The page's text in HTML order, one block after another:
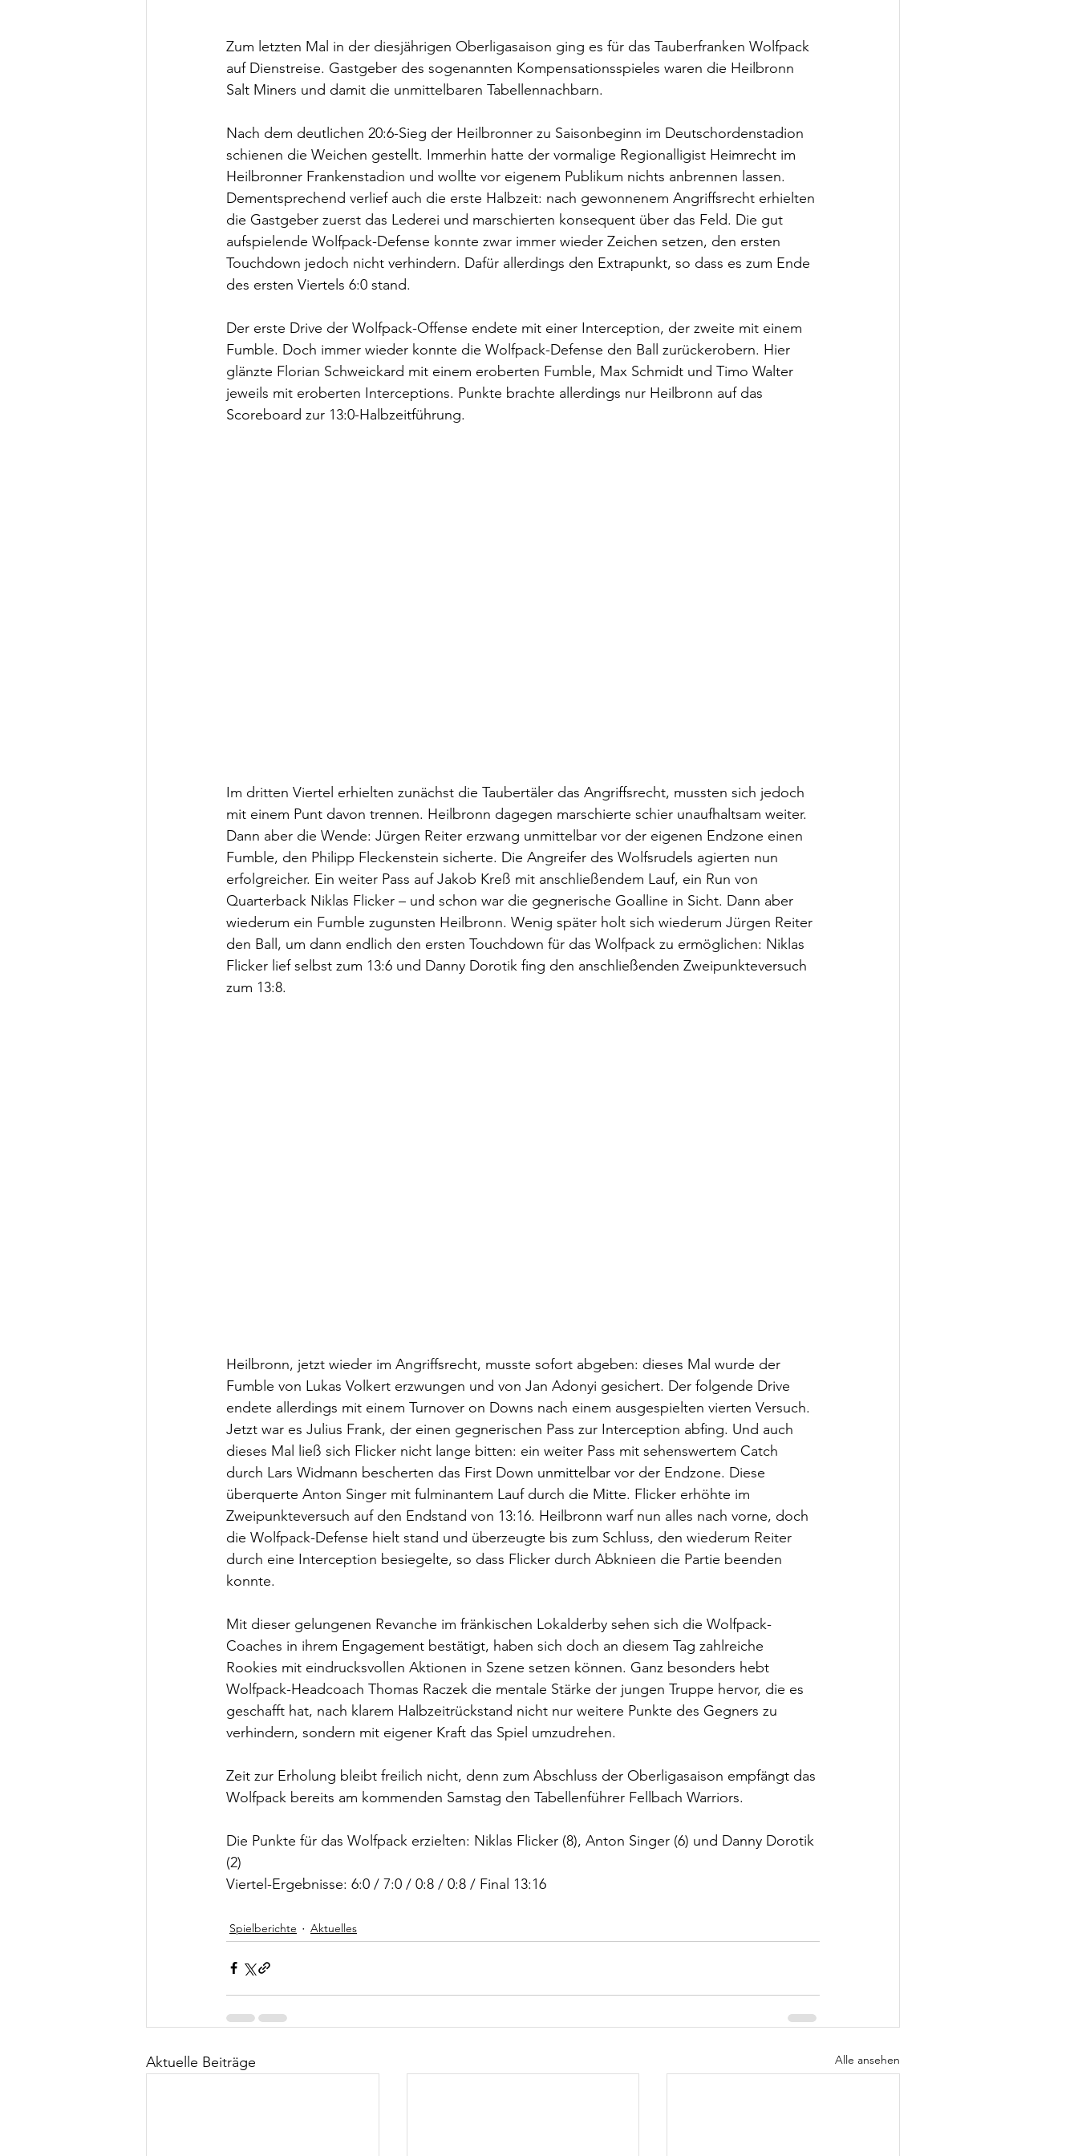
Zum letzten Mal in der diesjährigen Oberligasaison ging es für das Tauberfranken Wolfpack
auf Dienstreise. Gastgeber des sogenannten Kompensationsspieles waren die Heilbronn
Salt Miners und damit die unmittelbaren Tabellennachbarn.
Nach dem deutlichen 20:6-Sieg der Heilbronner zu Saisonbeginn im Deutschordenstadion
schienen die Weichen gestellt. Immerhin hatte der vormalige Regionalligist Heimrecht im
Heilbronner Frankenstadion und wollte vor eigenem Publikum nichts anbrennen lassen.
Dementsprechend verlief auch die erste Halbzeit: nach gewonnenem Angriffsrecht erhielten
die Gastgeber zuerst das Lederei und marschierten konsequent über das Feld. Die gut
aufspielende Wolfpack-Defense konnte zwar immer wieder Zeichen setzen, den ersten
Touchdown jedoch nicht verhindern. Dafür allerdings den Extrapunkt, so dass es zum Ende
des ersten Viertels 6:0 stand.
Der erste Drive der Wolfpack-Offense endete mit einer Interception, der zweite mit einem
Fumble. Doch immer wieder konnte die Wolfpack-Defense den Ball zurückerobern. Hier
glänzte Florian Schweickard mit einem eroberten Fumble, Max Schmidt und Timo Walter
jeweils mit eroberten Interceptions. Punkte brachte allerdings nur Heilbronn auf das
Scoreboard zur 13:0-Halbzeitführung.
Im dritten Viertel erhielten zunächst die Taubertäler das Angriffsrecht, mussten sich jedoch
mit einem Punt davon trennen. Heilbronn dagegen marschierte schier unaufhaltsam weiter.
Dann aber die Wende: Jürgen Reiter erzwang unmittelbar vor der eigenen Endzone einen
Fumble, den Philipp Fleckenstein sicherte. Die Angreifer des Wolfsrudels agierten nun
erfolgreicher. Ein weiter Pass auf Jakob Kreß mit anschließendem Lauf, ein Run von
Quarterback Niklas Flicker – und schon war die gegnerische Goalline in Sicht. Dann aber
wiederum ein Fumble zugunsten Heilbronn. Wenig später holt sich wiederum Jürgen Reiter
den Ball, um dann endlich den ersten Touchdown für das Wolfpack zu ermöglichen: Niklas
Flicker lief selbst zum 13:6 und Danny Dorotik fing den anschließenden Zweipunkteversuch
zum 13:8.
Heilbronn, jetzt wieder im Angriffsrecht, musste sofort abgeben: dieses Mal wurde der
Fumble von Lukas Volkert erzwungen und von Jan Adonyi gesichert. Der folgende Drive
endete allerdings mit einem Turnover on Downs nach einem ausgespielten vierten Versuch.
Jetzt war es Julius Frank, der einen gegnerischen Pass zur Interception abfing. Und auch
dieses Mal ließ sich Flicker nicht lange bitten: ein weiter Pass mit sehenswertem Catch
durch Lars Widmann bescherten das First Down unmittelbar vor der Endzone. Diese
überquerte Anton Singer mit fulminantem Lauf durch die Mitte. Flicker erhöhte im
Zweipunkteversuch auf den Endstand von 13:16. Heilbronn warf nun alles nach vorne, doch
die Wolfpack-Defense hielt stand und überzeugte bis zum Schluss, den wiederum Reiter
durch eine Interception besiegelte, so dass Flicker durch Abknieen die Partie beenden
konnte.
Mit dieser gelungenen Revanche im fränkischen Lokalderby sehen sich die Wolfpack-
Coaches in ihrem Engagement bestätigt, haben sich doch an diesem Tag zahlreiche
Rookies mit eindrucksvollen Aktionen in Szene setzen können. Ganz besonders hebt
Wolfpack-Headcoach Thomas Raczek die mentale Stärke der jungen Truppe hervor, die es
geschafft hat, nach klarem Halbzeitrückstand nicht nur weitere Punkte des Gegners zu
verhindern, sondern mit eigener Kraft das Spiel umzudrehen.
Zeit zur Erholung bleibt freilich nicht, denn zum Abschluss der Oberligasaison empfängt das
Wolfpack bereits am kommenden Samstag den Tabellenführer Fellbach Warriors.
Die Punkte für das Wolfpack erzielten: Niklas Flicker (8), Anton Singer (6) und Danny Dorotik
(2)
Viertel-Ergebnisse: 6:0 / 7:0 / 0:8 / 0:8 / Final 13:16
Spielberichte Aktuelles
Aktuelle Beiträge Alle ansehen